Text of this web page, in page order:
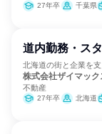
27年卒 千葉県
道内勤務・ス
北海道の街と企業を
株式会社ザイマック
不動産
27年卒 北海道